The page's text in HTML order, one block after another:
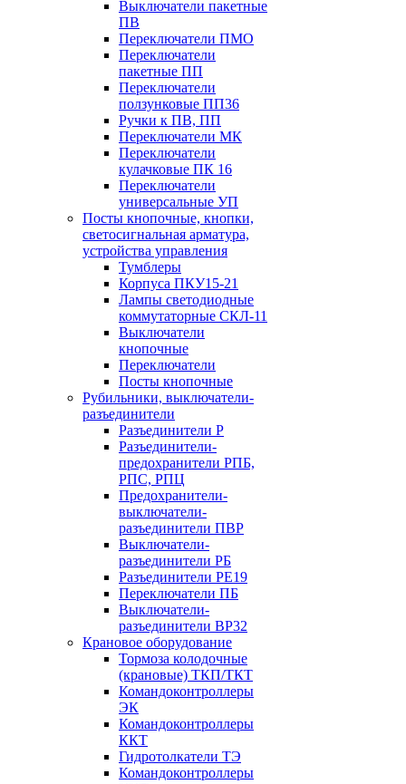
Выключатели пакетные
ПВ
Переключатели ПМО
Переключатели
пакетные ПП
Переключатели
ползунковые ПП36
Ручки к ПВ, ПП
Переключатели МК
Переключатели
кулачковые ПК 16
Переключатели
универсальные УП
Посты кнопочные, кнопки,
светосигнальная арматура,
устройства управления
Тумблеры
Корпуса ПКУ15-21
Лампы светодиодные
коммутаторные СКЛ-11
Выключатели
кнопочные
Переключатели
Посты кнопочные
Рубильники, выключатели-
разъединители
Разъединители Р
Разъединители-
предохранители РПБ,
РПС, РПЦ
Предохранители-
выключатели-
разъединители ПВР
Выключатели-
разъединители РБ
Разъединители РЕ19
Переключатели ПБ
Выключатели-
разъединители ВР32
Крановое оборудование
Тормоза колодочные
(крановые) ТКП/ТКТ
Командоконтроллеры
ЭК
Командоконтроллеры
ККТ
Гидротолкатели ТЭ
Командоконтроллеры